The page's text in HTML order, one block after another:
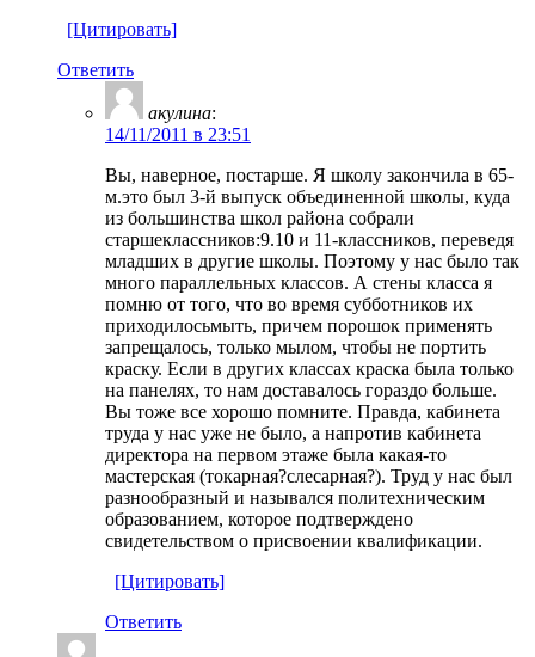
[Цитировать]
Ответить
акулина:
14/11/2011 в 23:51
Вы, наверное, постарше. Я школу закончила в 65-
м.это был 3-й выпуск объединенной школы, куда
из большинства школ района собрали
старшеклассников:9.10 и 11-классников, переведя
младших в другие школы. Поэтому у нас было так
много параллельных классов. А стены класса я
помню от того, что во время субботников их
приходилосьмыть, причем порошок применять
запрещалось, только мылом, чтобы не портить
краску. Если в других классах краска была только
на панелях, то нам доставалось гораздо больше.
Вы тоже все хорошо помните. Правда, кабинета
труда у нас уже не было, а напротив кабинета
директора на первом этаже была какая-то
мастерская (токарная?слесарная?). Труд у нас был
разнообразный и назывался политехническим
образованием, которое подтверждено
свидетельством о присвоении квалификации.
[Цитировать]
Ответить